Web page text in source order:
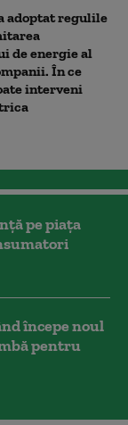
adoptat regulile
de energie al
În ce
interveni
pe piața
începe noul
pentru